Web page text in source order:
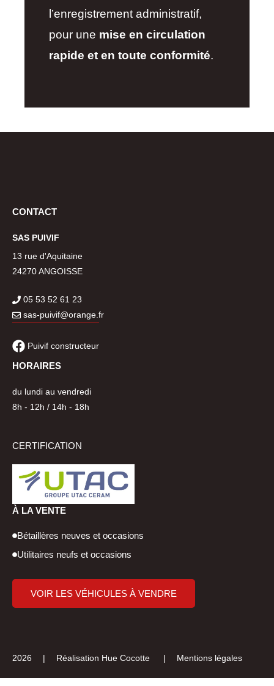
l’enregistrement administratif,
pour une mise en circulation
rapide et en toute conformité.
CONTACT
SAS PUIVIF
13 rue d'Aquitaine
24270 ANGOISSE
05 53 52 61 23
sas-puivif@orange.fr
Puivif constructeur
HORAIRES
du lundi au vendredi
8h - 12h / 14h - 18h
CERTIFICATION
À LA VENTE
Bétaillères neuves et occasions
Utilitaires neufs et occasions
VOIR LES VÉHICULES À VENDRE
2026 | Réalisation Hue Cocotte | Mentions légales